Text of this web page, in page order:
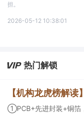
担。
2026-05-12 10:38:01
热门解锁
①PCB+先进封装+铜箔